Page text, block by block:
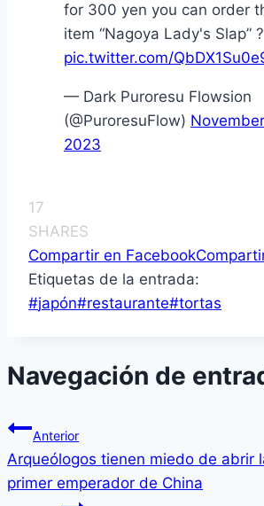
for 300 yen you can order
item “Nagoya Lady's Slap” ?
pic.twitter.com/
— Dark Puroresu Flowsion
(@PuroresuFlow)
2023
17
SHARES
Compartir en Facebook
Etiquetas de la entrada:
#japón#restaurante#tortas
Navegación de
Anterior
Arqueólogos tienen miedo de abrir
primer emperador de China